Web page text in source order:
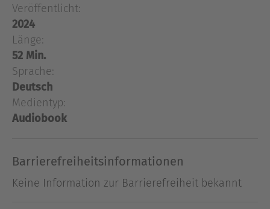
übrigen Familienmitglieder der Shadwells eine
Fuchsjagd.Unter mysteriösen Umständen kommt
dabei Patriarch Connor Shadwell ums Leben.Ein
tragischer Jagdunfall? -- Margaret Rutherford will
nicht so recht daran glauben und begibt sich
gemeinsam mit Mr. Stringer auf Spurensuche...
Veröffentlicht:
2024
Länge:
52 Min.
Sprache:
Deutsch
Medientyp:
Audiobook
Barrierefreiheitsinformationen
Keine Information zur Barrierefreiheit bekannt